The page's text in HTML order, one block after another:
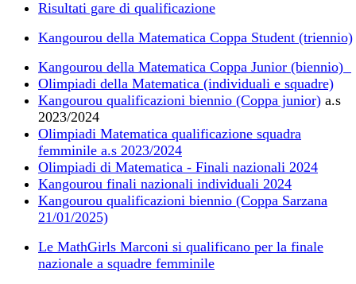
Risultati gare di qualificazione
Kangourou della Matematica Coppa Student (triennio)
Kangourou della Matematica Coppa Junior (biennio)
Olimpiadi della Matematica (individuali e squadre)
Kangourou qualificazioni biennio (Coppa junior) a.s
2023/2024
Olimpiadi Matematica qualificazione squadra
femminile a.s 2023/2024
Olimpiadi di Matematica - Finali nazionali 2024
Kangourou finali nazionali individuali 2024
Kangourou qualificazioni biennio (Coppa Sarzana
21/01/2025)
Le MathGirls Marconi si qualificano per la finale
nazionale a squadre femminile